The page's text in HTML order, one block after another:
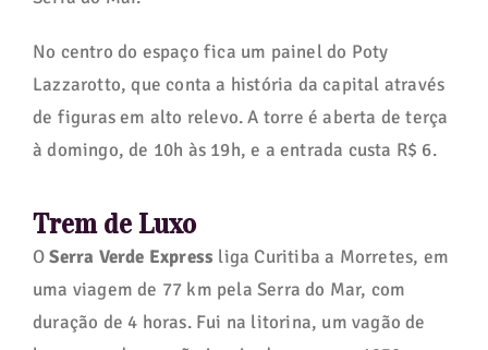
No centro do espaço fica um painel do Poty
Lazzarotto, que conta a história da capital através
de figuras em alto relevo. A torre é aberta de terça
à domingo, de 10h às 19h, e a entrada custa R$ 6.
Trem de Luxo
OSerra Verde Express liga Curitiba a Morretes, em
uma viagem de 77 km pela Serra do Mar, com
duração de 4 horas. Fui na litorina, um vagão de